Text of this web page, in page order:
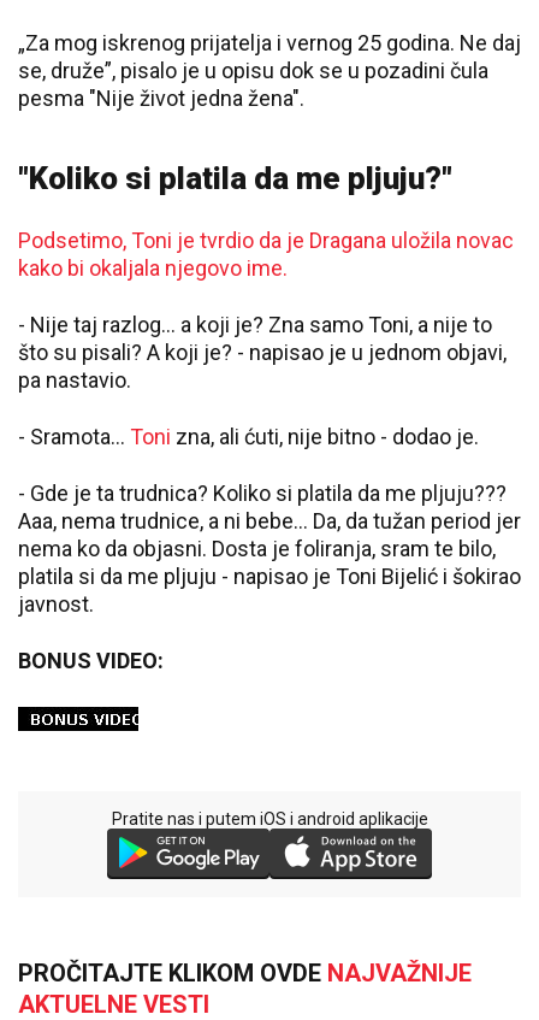
„Za mog iskrenog prijatelja i vernog 25 godina. Ne daj
se, druže”, pisalo je u opisu dok se u pozadini čula
pesma "Nije život jedna žena".
"Koliko si platila da me pljuju?"
Podsetimo, Toni je tvrdio da je Dragana uložila novac
kako bi okaljala njegovo ime.
- Nije taj razlog... a koji je? Zna samo Toni, a nije to
što su pisali? A koji je? - napisao je u jednom objavi,
pa nastavio.
- Sramota... Toni zna, ali ćuti, nije bitno - dodao je.
- Gde je ta trudnica? Koliko si platila da me pljuju???
Aaa, nema trudnice, a ni bebe... Da, da tužan period jer
nema ko da objasni. Dosta je foliranja, sram te bilo,
platila si da me pljuju - napisao je Toni Bijelić i šokirao
javnost.
BONUS VIDEO:
Pratite nas i putem iOS i android aplikacije
PROČITAJTE KLIKOM OVDE NAJVAŽNIJE
AKTUELNE VESTI